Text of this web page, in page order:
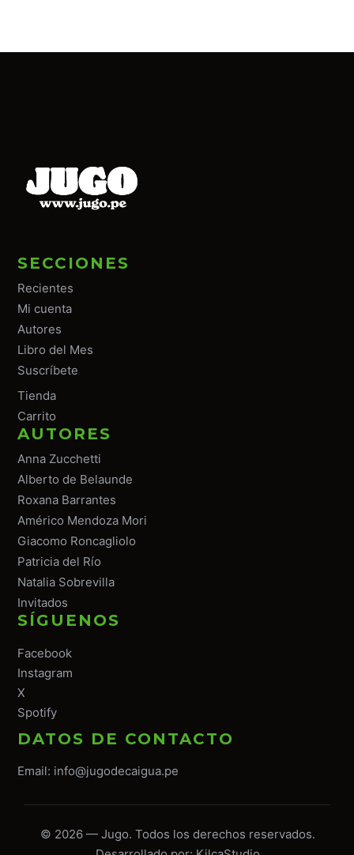
SECCIONES
Recientes
Mi cuenta
Autores
Libro del Mes
Suscríbete
Tienda
Carrito
AUTORES
Anna Zucchetti
Alberto de Belaunde
Roxana Barrantes
Américo Mendoza Mori
Giacomo Roncagliolo
Patricia del Río
Natalia Sobrevilla
Invitados
SÍGUENOS
Facebook
Instagram
X
Spotify
DATOS DE CONTACTO
Email: info@jugodecaigua.pe
© 2026 — Jugo. Todos los derechos reservados.